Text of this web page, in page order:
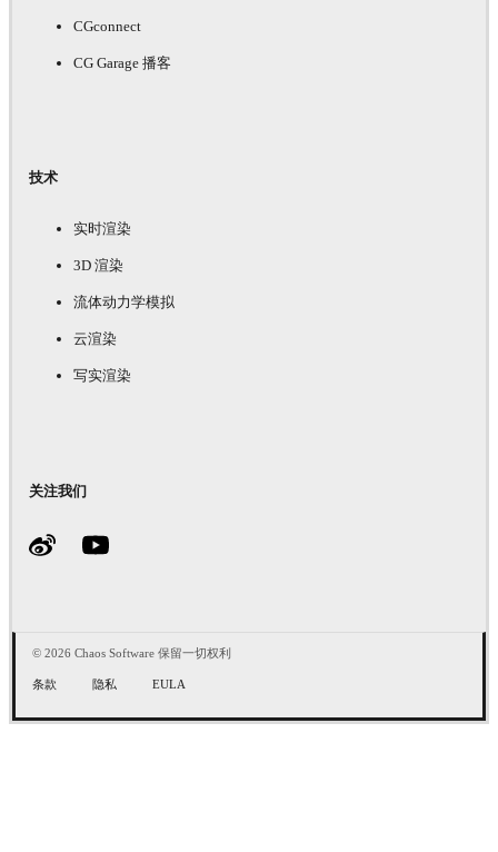
CGconnect
CG Garage 播客
技术
实时渲染
3D 渲染
流体动力学模拟
云渲染
写实渲染
关注我们
© 2026 Chaos Software 保留一切权利
条款 隐私 EULA